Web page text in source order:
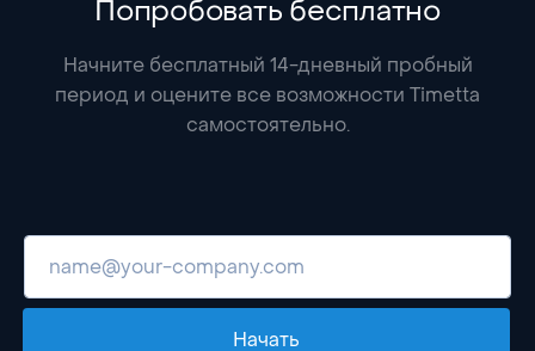
Попробовать бесплатно
Начните бесплатный 14-дневный пробный
период и оцените все возможности Timetta
самостоятельно.
Начать